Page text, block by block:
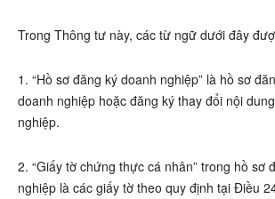
Trong Thông tư này, các từ ngữ dưới đây
1. “Hồ sơ đăng ký doanh nghiệp” là hồ sơ
doanh nghiệp hoặc đăng ký thay đổi nội
nghiệp.
2. “Giấy tờ chứng thực cá nhân” trong hồ sơ
nghiệp là các giấy tờ theo quy định tại Điều